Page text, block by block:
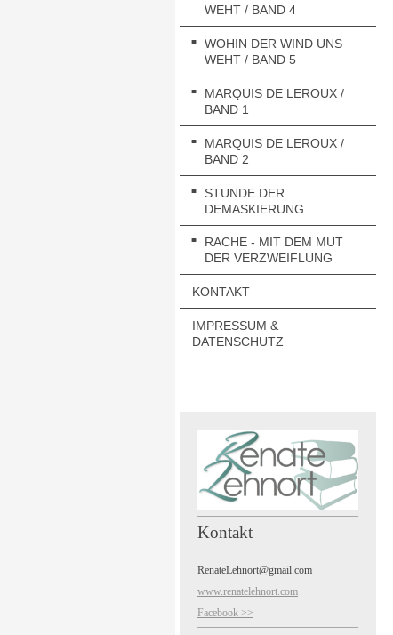
WEHT / BAND 4
WOHIN DER WIND UNS
WEHT / BAND 5
MARQUIS DE LEROUX /
BAND 1
MARQUIS DE LEROUX /
BAND 2
STUNDE DER
DEMASKIERUNG
RACHE - MIT DEM MUT
DER VERZWEIFLUNG
KONTAKT
IMPRESSUM &
DATENSCHUTZ
Kontakt
RenateLehnort@gmail.com
www.renatelehnort.com
Facebook >>